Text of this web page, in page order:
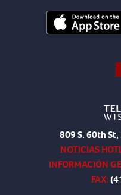
809 S. 60th
NOTICIAS
INFORMACIÓN
FAX: